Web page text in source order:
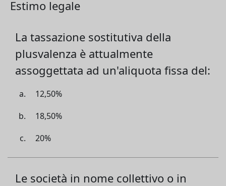
Estimo legale
La tassazione sostitutiva della
plusvalenza è attualmente
assoggettata ad un'aliquota fissa del:
12,50%
18,50%
20%
Le società in nome collettivo o in